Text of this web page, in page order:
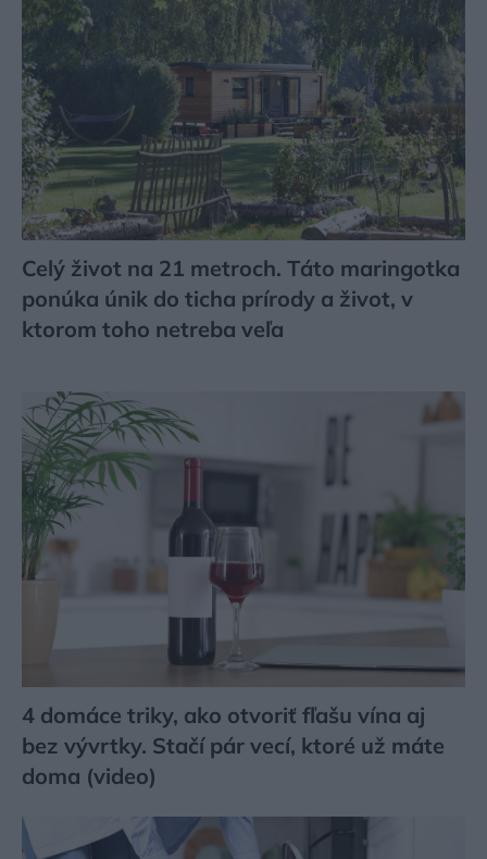
Celý život na 21 metroch. Táto maringotka
ponúka únik do ticha prírody a život, v
ktorom toho netreba veľa
4 domáce triky, ako otvoriť fľašu vína aj
bez vývrtky. Stačí pár vecí, ktoré už máte
doma (video)